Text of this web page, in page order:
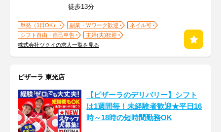
徒歩13分
単発（1日OK） 副業・Ｗワーク歓迎
ネイル可
シフト自由・自己申告
主婦(夫)歓迎
株式会社ツクイの求人一覧を見る
ピザーラ 東光店
【ピザーラのデリバリー】シフト
は1週間毎！未経験者歓迎★平日16
時～18時の短時間勤務OK